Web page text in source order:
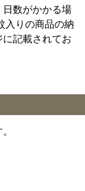
数がかかる場
入りの商品の納
記載されてお